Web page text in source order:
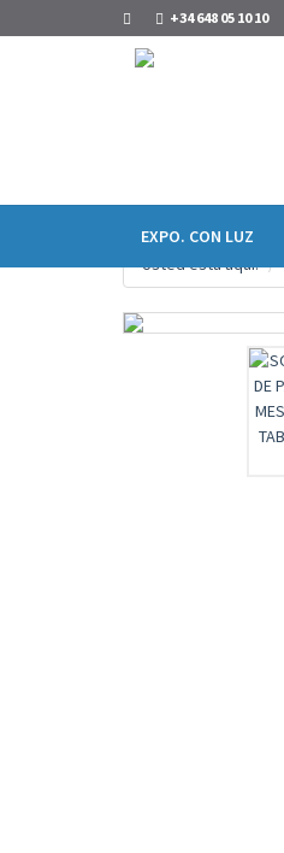
+34 648 05 10 10
EXPO. CON LUZ
Usted está aquí: